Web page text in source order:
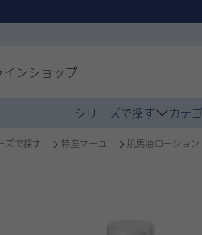
インショップ
シリーズで探す カテ
ズで探す 特産マーユ 肌馬油ローション